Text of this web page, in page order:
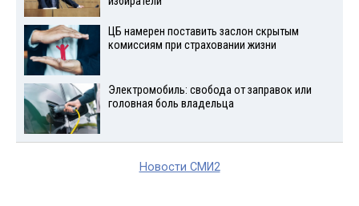
ЦБ намерен поставить заслон скрытым
комиссиям при страховании жизни
Электромобиль: свобода от заправок или
головная боль владельца
Новости СМИ2